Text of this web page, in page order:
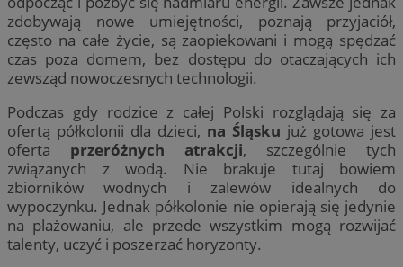
zdobywają nowe umiejętności, poznają przyjaciół,
często na całe życie, są zaopiekowani i mogą spędzać
czas poza domem, bez dostępu do otaczających ich
zewsząd nowoczesnych technologii.
Podczas gdy rodzice z całej Polski rozglądają się za
ofertą półkolonii dla dzieci, na Śląsku już gotowa jest
oferta przeróżnych atrakcji, szczególnie tych
związanych z wodą. Nie brakuje tutaj bowiem
zbiorników wodnych i zalewów idealnych do
wypoczynku. Jednak półkolonie nie opierają się jedynie
na plażowaniu, ale przede wszystkim mogą rozwijać
talenty, uczyć i poszerzać horyzonty.